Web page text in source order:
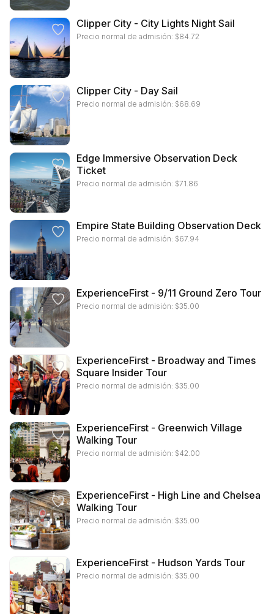
Clipper City - City Lights Night Sail
Precio normal de admisión: $84.72
Clipper City - Day Sail
Precio normal de admisión: $68.69
Edge Immersive Observation Deck
Ticket
Precio normal de admisión: $71.86
Empire State Building Observation Deck
Precio normal de admisión: $67.94
ExperienceFirst - 9/11 Ground Zero Tour
Precio normal de admisión: $35.00
ExperienceFirst - Broadway and Times
Square Insider Tour
Precio normal de admisión: $35.00
ExperienceFirst - Greenwich Village
Walking Tour
Precio normal de admisión: $42.00
ExperienceFirst - High Line and Chelsea
Walking Tour
Precio normal de admisión: $35.00
ExperienceFirst - Hudson Yards Tour
Precio normal de admisión: $35.00